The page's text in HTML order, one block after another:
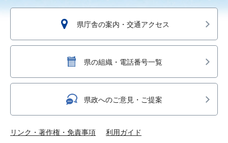
県庁舎の案内・交通アクセス
県の組織・電話番号一覧
県政へのご意見・ご提案
リンク・著作権・免責事項 利用ガイド